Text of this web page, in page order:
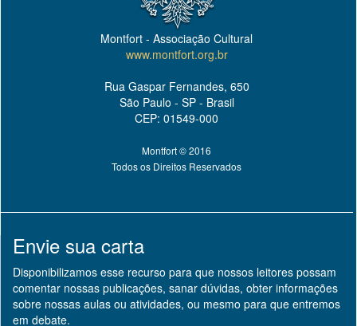
Montfort - Associação Cultural
www.montfort.org.br
Rua Gaspar Fernandes, 650
São Paulo - SP - Brasil
CEP: 01549-000
Montfort © 2016
Todos os Direitos Reservados
Envie sua carta
Disponibilizamos esse recurso para que nossos leitores possam
comentar nossas publicações, sanar dúvidas, obter informações
sobre nossas aulas ou atividades, ou mesmo para que entremos
em debate.